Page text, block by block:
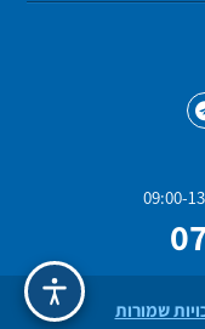
שמורות